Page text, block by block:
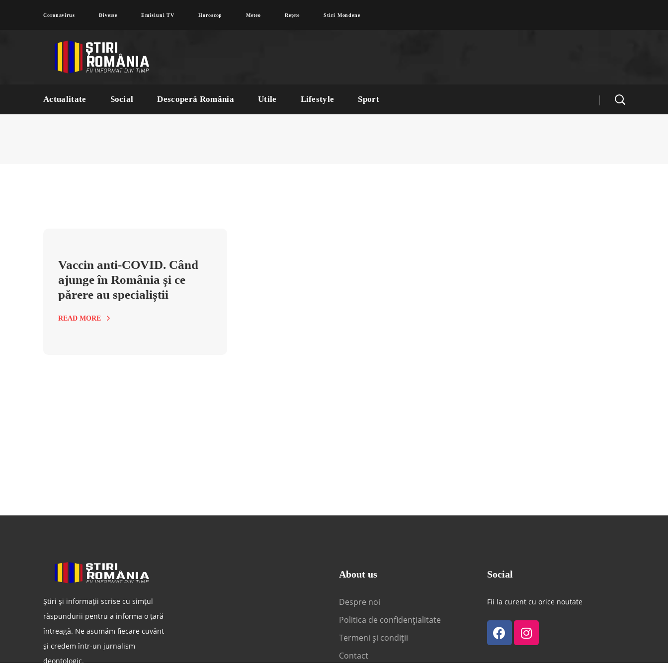
Coronavirus Diverse Emisiuni TV Horoscop Meteo Rețete Stiri Mondene
Actualitate Social Descoperă România Utile Lifestyle Sport
Vaccin anti-COVID. Când
ajunge în România și ce
părere au specialiștii
READ MORE
Știri și informații scrise cu simțul
răspundurii pentru a informa o țară
întreagă. Ne asumăm fiecare cuvânt
și credem într-un jurnalism
deontologic.
About us
Despre noi
Politica de confidențialitate
Termeni și condiții
Contact
Social
Fii la curent cu orice noutate